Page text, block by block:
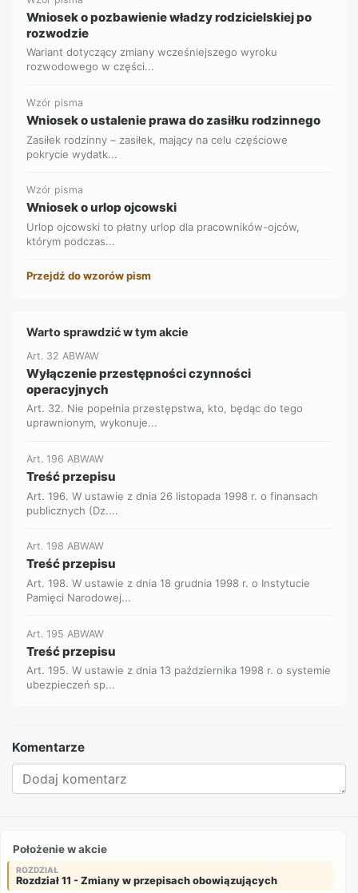
Wniosek o pozbawienie władzy rodzicielskiej po
rozwodzie
Wariant dotyczący zmiany wcześniejszego wyroku
rozwodowego w części...
Wzór pisma
Wniosek o ustalenie prawa do zasiłku rodzinnego
Zasiłek rodzinny – zasiłek, mający na celu częściowe
pokrycie wydatk...
Wzór pisma
Wniosek o urlop ojcowski
Urlop ojcowski to płatny urlop dla pracowników-ojców,
którym podczas...
Przejdź do wzorów pism
Warto sprawdzić w tym akcie
Art. 32 ABWAW
Wyłączenie przestępności czynności
operacyjnych
Art. 32. Nie popełnia przestępstwa, kto, będąc do tego
uprawnionym, wykonuje...
Art. 196 ABWAW
Treść przepisu
Art. 196. W ustawie z dnia 26 listopada 1998 r. o finansach
publicznych (Dz....
Art. 198 ABWAW
Treść przepisu
Art. 198. W ustawie z dnia 18 grudnia 1998 r. o Instytucie
Pamięci Narodowej...
Art. 195 ABWAW
Treść przepisu
Art. 195. W ustawie z dnia 13 października 1998 r. o systemie
ubezpieczeń sp...
Komentarze
Położenie w akcie
ROZDZIAŁ
Rozdział 11 - Zmiany w przepisach obowiązujących